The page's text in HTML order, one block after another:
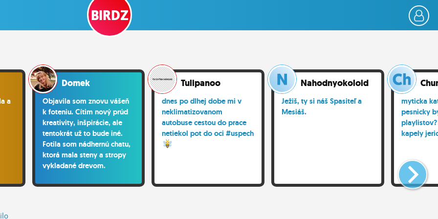
BIRDZ
a
Domek
Objavila som znovu vášeň
k foteniu. Cítim nový prúd
kreativity, inšpirácie, ale
tentokrát už to bude iné.
Fotila som nádhernú chatu,
ktorá mala steny a stropy
vykladané drevom.
čas
Tulipanoo
dnes po dlhej dobe mi v
neklimatizovanom
autobuse cestou do prace
netiekol pot do oci #uspech
Nahodnyokoloiduci1
Ježiš, ty si náš Spasiteľ a
Mesiáš.
myticka
pesnicky
kapely